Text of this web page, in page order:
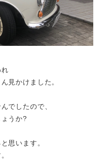
見かけました。
でしたので、
うか?
思います。